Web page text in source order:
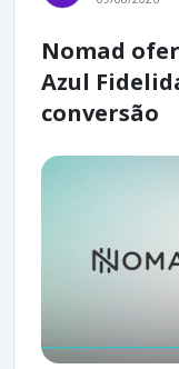
Nomad
Azul
conversão